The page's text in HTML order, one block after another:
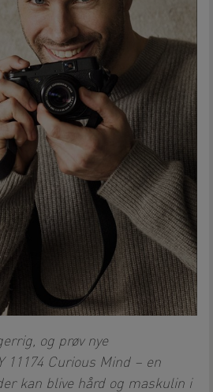
og prøv nye
11174 Curious Mind – en
kan blive hård og maskulin i